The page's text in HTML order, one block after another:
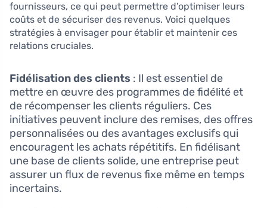
fournisseurs, ce qui peut permettre d’optimiser leurs
coûts et de sécuriser des revenus. Voici quelques
stratégies à envisager pour établir et maintenir ces
relations cruciales.
Fidélisation des clients : Il est essentiel de
mettre en œuvre des programmes de fidélité et
de récompenser les clients réguliers. Ces
initiatives peuvent inclure des remises, des offres
personnalisées ou des avantages exclusifs qui
encouragent les achats répétitifs. En fidélisant
une base de clients solide, une entreprise peut
assurer un flux de revenus fixe même en temps
incertains.